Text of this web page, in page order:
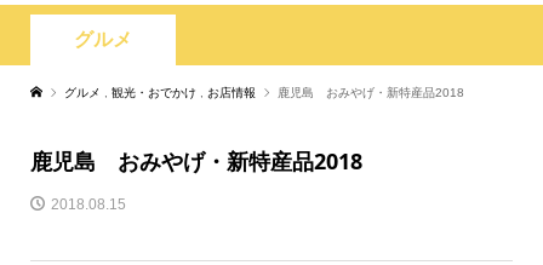
グルメ
グルメ 観光・おでかけ お店情報 鹿児島 おみやげ・新特産品2018
鹿児島 おみやげ・新特産品2018
2018.08.15